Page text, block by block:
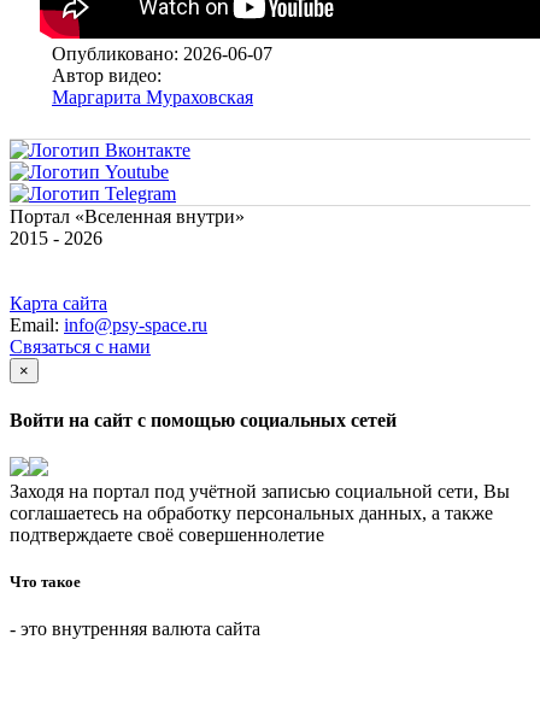
Опубликовано: 2026-06-07
Автор видео:
Маргарита Мураховская
Портал «Вселенная внутри»
2015 - 2026
Карта сайта
Email: info@psy-space.ru
Связаться с нами
×
Войти на сайт с помощью социальных сетей
Заходя на портал под учётной записью социальной сети, Вы
соглашаетесь на обработку персональных данных, а также
подтверждаете своё совершеннолетие
Что такое
- это внутренняя валюта сайта